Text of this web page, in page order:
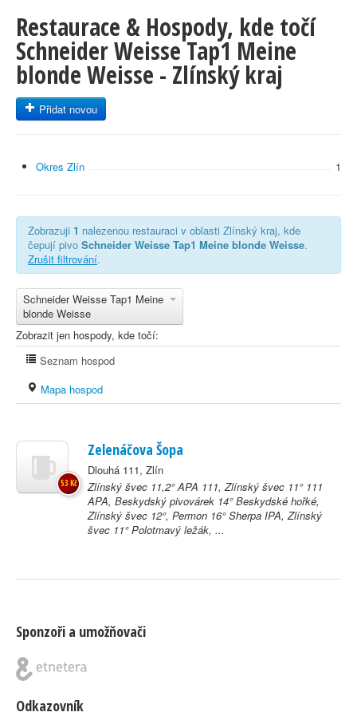
Restaurace & Hospody, kde točí
Schneider Weisse Tap1 Meine
blonde Weisse - Zlínský kraj
Přidat novou
Okres Zlín 1
Zobrazuji 1 nalezenou restauraci v oblasti Zlínský kraj, kde
čepují pivo Schneider Weisse Tap1 Meine blonde Weisse.
Zrušit filtrování.
Schneider Weisse Tap1 Meine
blonde Weisse
Zobrazit jen hospody, kde točí:
Seznam hospod
Mapa hospod
Zelenáčova Šopa
Dlouhá 111, Zlín
Zlínský švec 11,2° APA 111, Zlínský švec 11° 111
APA, Beskydský pivovárek 14° Beskydské hořké,
Zlínský švec 12°, Permon 16° Sherpa IPA, Zlínský
švec 11° Polotmavý ležák, ...
53 Kč
Sponzoři a umožňovači
Odkazovník